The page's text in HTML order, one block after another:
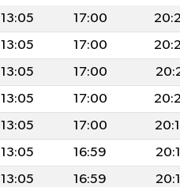
13:05 17:00
13:05 17:00
13:05 17:00
13:05 17:00
13:05 17:00
13:05 16:59
13:05 16:59